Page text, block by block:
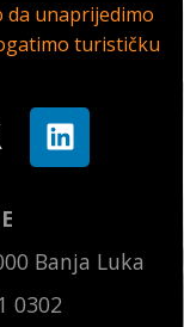
unaprijedimo
turističku
Banja Luka
0302